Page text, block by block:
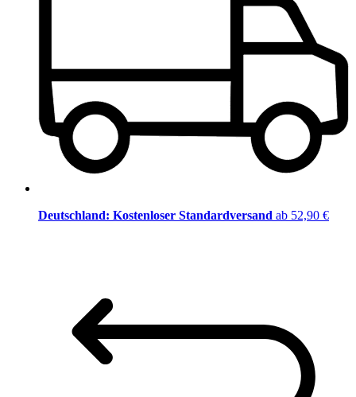
Deutschland: Kostenloser Standardversand ab 52,90 €